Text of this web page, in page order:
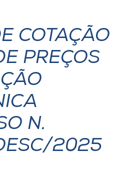
COTAÇÃO
PREÇOS
N.
2025